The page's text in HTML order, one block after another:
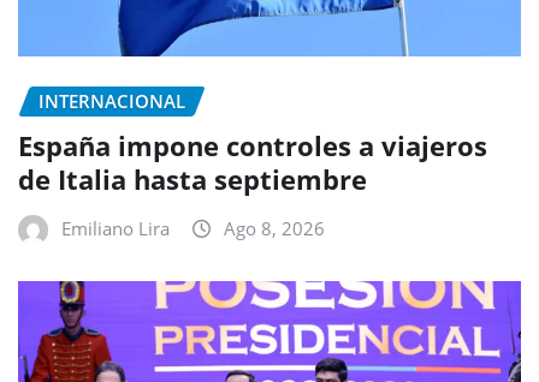
INTERNACIONAL
España impone controles a viajeros
de Italia hasta septiembre
Emiliano Lira Ago 8, 2026